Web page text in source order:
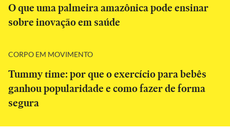
O que uma palmeira amazônica pode ensinar
sobre inovação em saúde
CORPO EM MOVIMENTO
Tummy time: por que o exercício para bebês
ganhou popularidade e como fazer de forma
segura